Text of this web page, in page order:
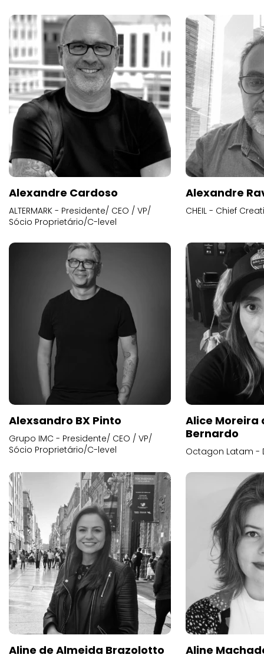
Alexandre Cardoso
ALTERMARK - Presidente/ CEO / VP/
Sócio Proprietário/C-level
Alexandre
CHEIL - Chief
Alexsandro BX Pinto
Grupo IMC - Presidente/ CEO / VP/
Sócio Proprietário/C-level
Alice
Bernardo
Octagon Latam -
Aline de Almeida Brazolotto Aline